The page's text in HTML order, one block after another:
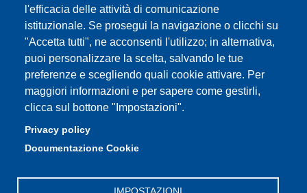
l'efficacia delle attività di comunicazione
istituzionale. Se prosegui la navigazione o clicchi su
"Accetta tutti", ne acconsenti l'utilizzo; in alternativa,
puoi personalizzare la scelta, salvando le tue
preferenze e scegliendo quali cookie attivare. Per
maggiori informazioni e per sapere come gestirli,
clicca sul bottone "Impostazioni".
Privacy policy
Documentazione Cookie
IMPOSTAZIONI
Partita IVA: 00427620364
Dipartimento di Scienze e Metodi dell'Ingegneria
Sede: Via Amendola 2 - 42122 Reggio Emilia
E-mail: amministrazione.dismi@unimore.it |
didattica.dismi@unimore.it
Tel. Segreteria Amministrativa (+39) 0522.522.610
Tel. Segreteria Didattica (+39) 0522.522.311